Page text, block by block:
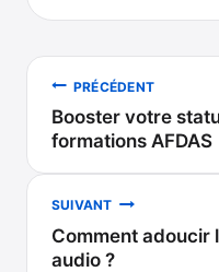
Navigation
de
l’article
PRÉCÉDENT
Booster votre
formations AFDAS
SUIVANT
Comment adoucir
audio ?